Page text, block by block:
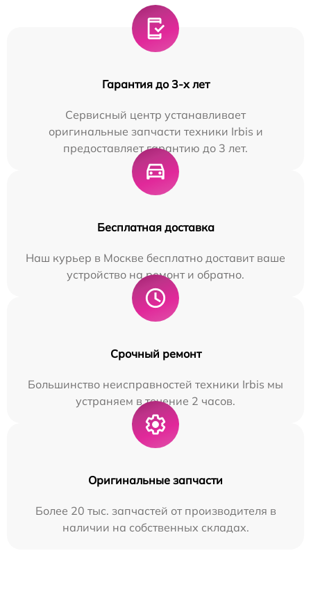
Гарантия до 3-х лет
Сервисный центр устанавливает
оригинальные запчасти техники Irbis и
предоставляет гарантию до 3 лет.
Бесплатная доставка
Наш курьер в Москве бесплатно доставит ваше
устройство на ремонт и обратно.
Срочный ремонт
Большинство неисправностей техники Irbis мы
устраняем в течение 2 часов.
Оригинальные запчасти
Более 20 тыс. запчастей от производителя в
наличии на собственных складах.